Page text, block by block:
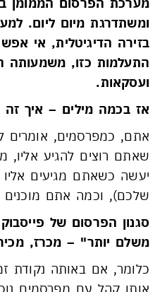
ומשתדרגת מיום ליום.
בזירה הדיגיטלית, אי
התעלמות כזו, משמעותה
ועסקאות.
אז בכמה מילים – איך
אתם, כמפרסמים, אומרים
שאתם רוצים להגיע אליו,
יעשה כשאתם מגיעים
שלכם), וכמה אתם
סגנון הפרסום של
משלם יותר" – מכרז,
כלומר, אם באותה נקודת
אותו קהל עם מפרסמים